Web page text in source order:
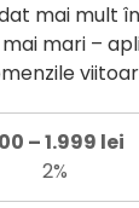
mai mult
mari –
– 1.999 lei
2%